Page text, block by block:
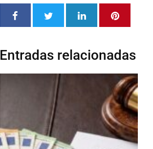
Entradas relacionadas